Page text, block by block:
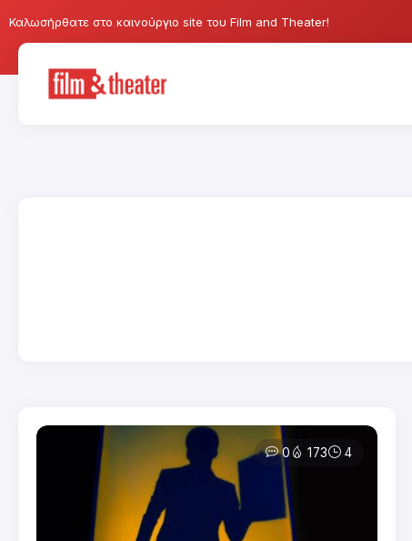
Καλωσήρθατε στο καινούργιο site του Film and Theater!
0 173 4